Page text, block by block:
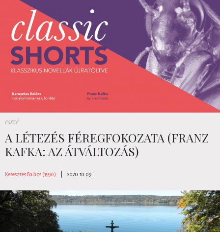
esszé
A LÉTEZÉS FÉREGFOKOZATA (FRANZ
KAFKA: AZ ÁTVÁLTOZÁS)
Keresztes Balázs (1990) 2020.10.09.